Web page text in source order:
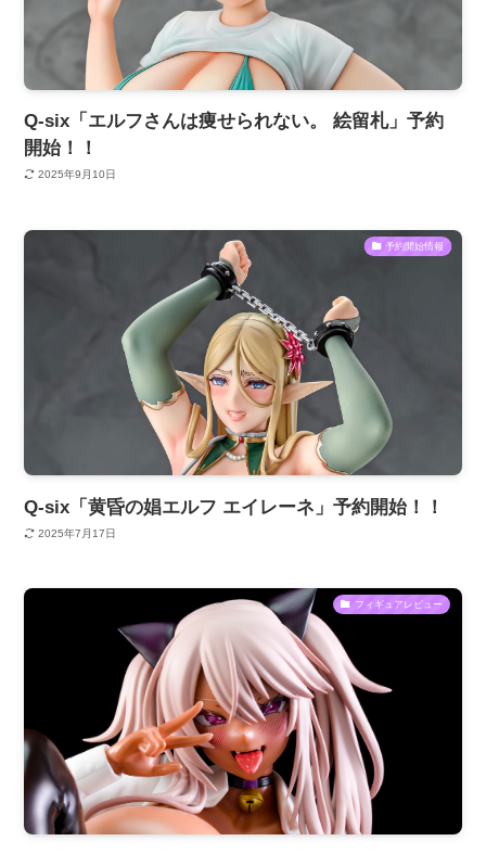
Q-six「エルフさんは痩せられない。 絵留札」予約
開始！！
2025年9月10日
予約開始情報
Q-six「黄昏の娼エルフ エイレーネ」予約開始！！
2025年7月17日
フィギュアレビュー